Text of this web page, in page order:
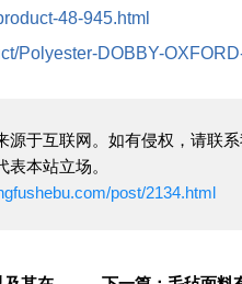
48-945.html
Polyester-DOBBY-
于互联网。如有侵权，请联系
本站立场。
post/2134.html